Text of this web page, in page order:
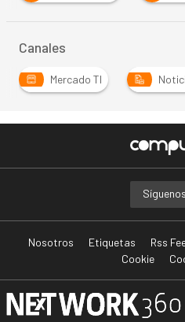
Canales
Mercado TI
Síguenos
Nosotros Etiquetas Rss
Cookie